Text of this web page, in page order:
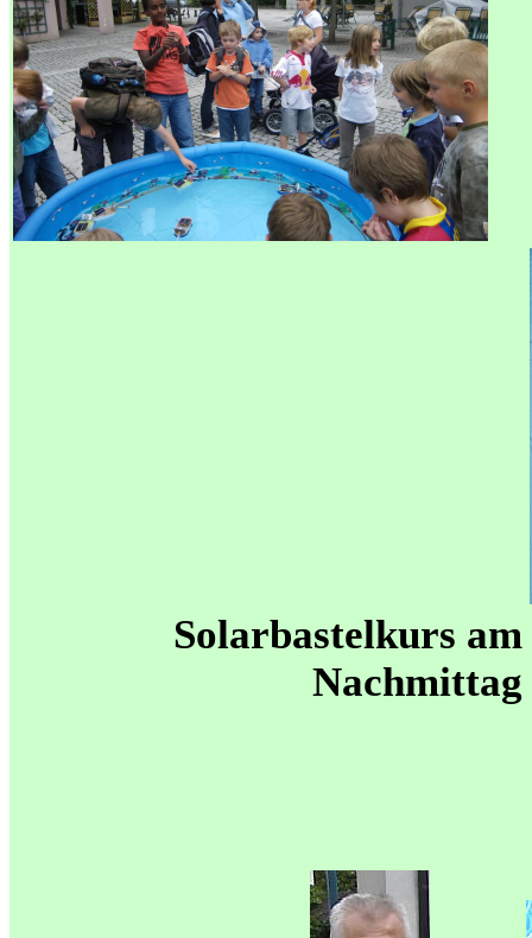
Solarbastelkurs am
Nachmittag